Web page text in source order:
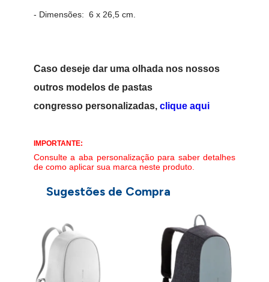
- Dimensões: 6 x 26,5 cm.
Caso deseje dar uma olhada nos nossos
outros modelos de pastas
congresso personalizadas, clique aqui
IMPORTANTE:
Consulte a aba personalização para saber detalhes
de como aplicar sua marca neste produto.
Sugestões de Compra